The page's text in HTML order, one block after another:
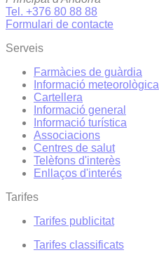
Tel. +376 80 88 88
Formulari de contacte
Serveis
Farmàcies de guàrdia
Informació meteorològica
Cartellera
Informació general
Informació turística
Associacions
Centres de salut
Telèfons d'interès
Enllaços d'interés
Tarifes
Tarifes publicitat
Tarifes classificats